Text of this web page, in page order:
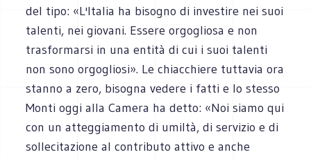
del tipo: «L'Italia ha bisogno di investire nei suoi
talenti, nei giovani. Essere orgogliosa e non
trasformarsi in una entità di cui i suoi talenti
non sono orgogliosi». Le chiacchiere tuttavia ora
stanno a zero, bisogna vedere i fatti e lo stesso
Monti oggi alla Camera ha detto: «Noi siamo qui
con un atteggiamento di umiltà, di servizio e di
sollecitazione al contributo attivo e anche